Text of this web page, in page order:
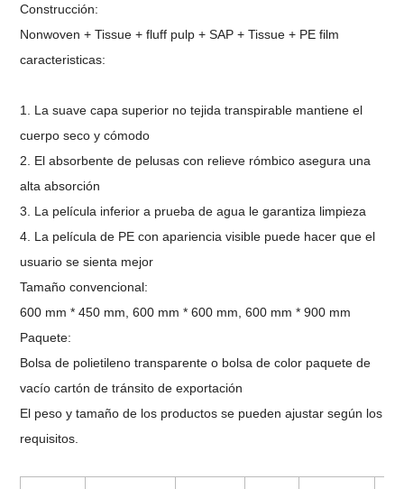
Construcción:
Nonwoven + Tissue + fluff pulp + SAP + Tissue + PE film
caracteristicas:
1. La suave capa superior no tejida transpirable mantiene el
cuerpo seco y cómodo
2. El absorbente de pelusas con relieve rómbico asegura una
alta absorción
3. La película inferior a prueba de agua le garantiza limpieza
4. La película de PE con apariencia visible puede hacer que el
usuario se sienta mejor
Tamaño convencional:
600 mm * 450 mm, 600 mm * 600 mm, 600 mm * 900 mm
Paquete:
Bolsa de polietileno transparente o bolsa de color paquete de
vacío cartón de tránsito de exportación
El peso y tamaño de los productos se pueden ajustar según los
requisitos.